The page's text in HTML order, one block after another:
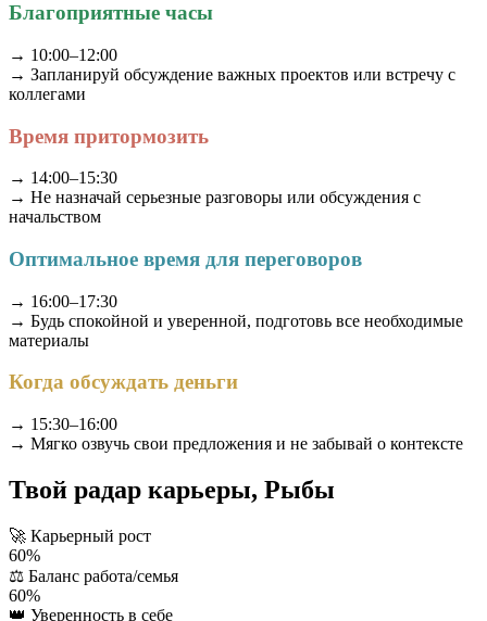
Благоприятные часы
→ 10:00–12:00
→ Запланируй обсуждение важных проектов или встречу с
коллегами
Время притормозить
→ 14:00–15:30
→ Не назначай серьезные разговоры или обсуждения с
начальством
Оптимальное время для переговоров
→ 16:00–17:30
→ Будь спокойной и уверенной, подготовь все необходимые
материалы
Когда обсуждать деньги
→ 15:30–16:00
→ Мягко озвучь свои предложения и не забывай о контексте
Твой радар карьеры, Рыбы
🚀 Карьерный рост
60%
⚖️ Баланс работа/семья
60%
👑 Уверенность в себе